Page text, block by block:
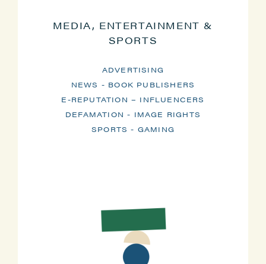
MEDIA, ENTERTAINMENT &
SPORTS
ADVERTISING
NEWS - BOOK PUBLISHERS
E-REPUTATION – INFLUENCERS
DEFAMATION - IMAGE RIGHTS
SPORTS - GAMING